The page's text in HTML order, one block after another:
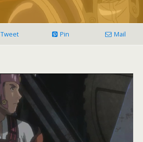
Tweet Pin Mail